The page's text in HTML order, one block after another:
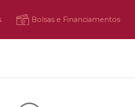
Bolsas e Financiamentos